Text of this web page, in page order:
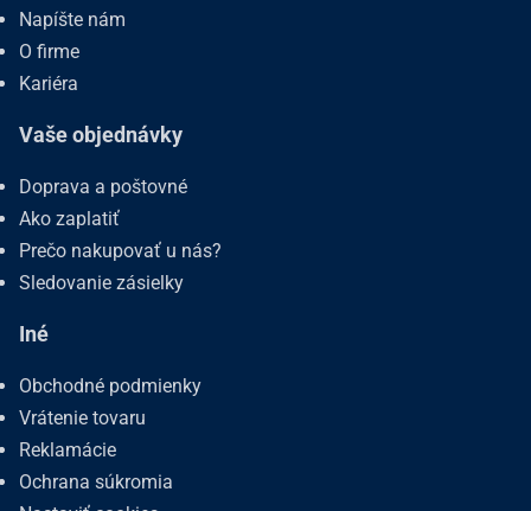
Napíšte nám
O firme
Kariéra
Vaše objednávky
Doprava a poštovné
Ako zaplatiť
Prečo nakupovať u nás?
Sledovanie zásielky
Iné
Obchodné podmienky
Vrátenie tovaru
Reklamácie
Ochrana súkromia